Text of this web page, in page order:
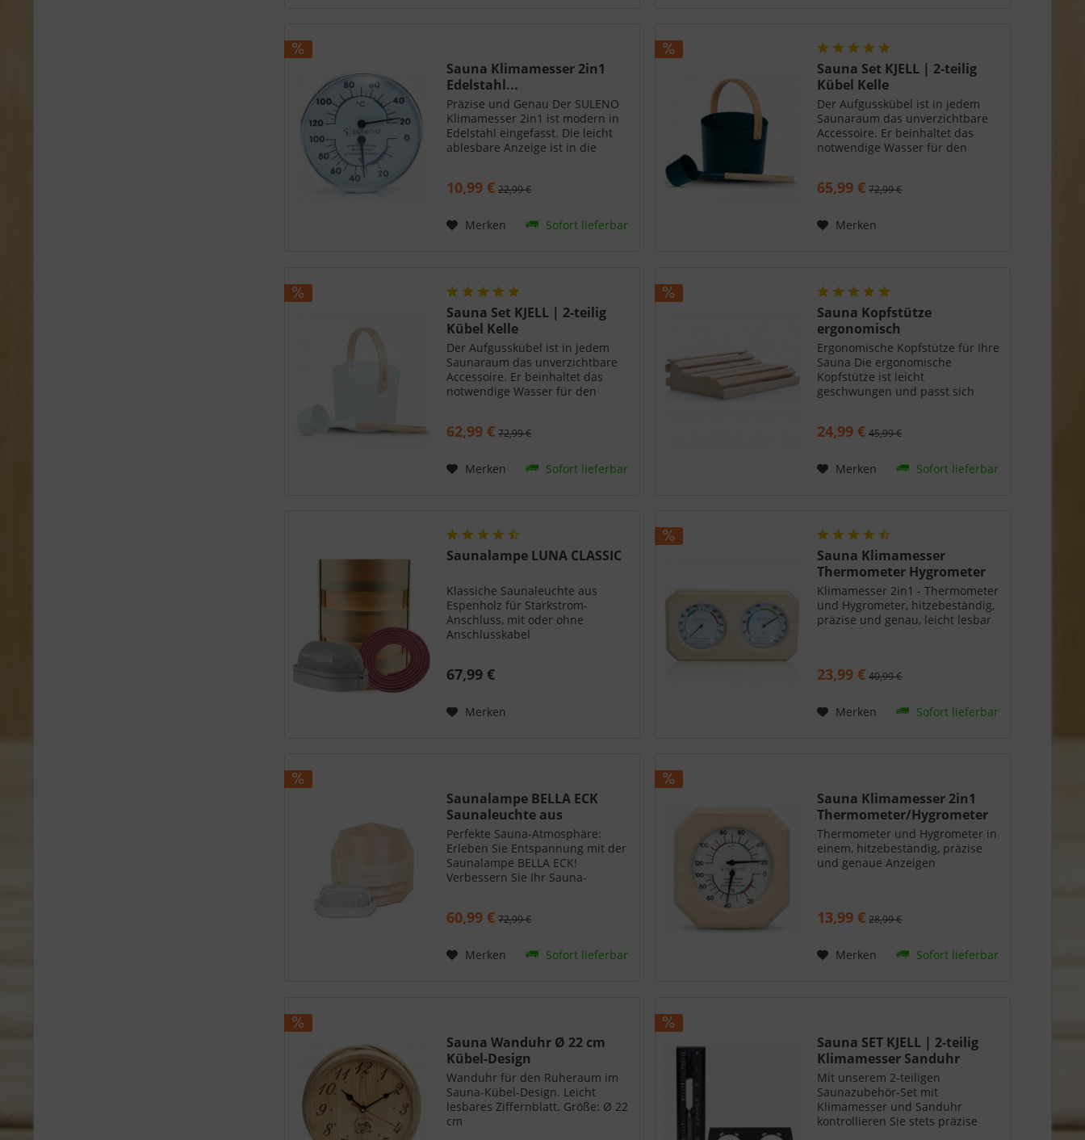
Sauna Klimamesser 2in1
Edelstahl...
Präzise und Genau Der SULENO
Klimamesser 2in1 ist modern in
Edelstahl eingefasst. Die leicht
ablesbare Anzeige ist in die
ein Warmluftbad, eine Bio-Sauna
10,99 € 22,99 €
Merken Sofort lieferbar
Sauna Set KJELL | 2-teilig
Kübel Kelle
Der Aufgusskübel ist in jedem
Saunaraum das unverzichtbare
Accessoire. Er beinhaltet das
notwendige Wasser für den
gefertigt und wurde im Anschluss
aus Bambus am Kübel lässt sich
sehr gut greifen und liegt
Aufgüsse ohne nachzufüllen. Die
Aufgusskelle mit einem
Bambusgriff ist im Lieferumfang
enthalten.
65,99 € 72,99 €
Merken
Sauna Set KJELL | 2-teilig
Kübel Kelle
Der Aufgusskübel ist in jedem
Saunaraum das unverzichtbare
Accessoire. Er beinhaltet das
notwendige Wasser für den
gefertigt und wurde im Anschluss
aus Bambus am Kübel lässt sich
sehr gut greifen und liegt
Aufgüsse ohne nachzufüllen. Die
Aufgusskelle mit einem
Bambusgriff ist im Lieferumfang
62,99 € 72,99 €
Merken Sofort lieferbar
Sauna Kopfstütze
ergonomisch
Ergonomische Kopfstütze für Ihre
Sauna Die ergonomische
Kopfstütze ist leicht
geschwungen und passt sich
gefertigt und sehr robust. Details
ergonomisch:...
24,99 € 45,99 €
Merken Sofort lieferbar
Saunalampe LUNA CLASSIC
Klassiche Saunaleuchte aus
Espenholz für Starkstrom-
Anschluss, mit oder ohne
Anschlusskabel
67,99 €
Merken
Sauna Klimamesser
Thermometer Hygrometer
ANNA...
Klimamesser 2in1 - Thermometer
und Hygrometer, hitzebeständig,
präzise und genau, leicht lesbar
23,99 € 40,99 €
Merken Sofort lieferbar
Saunalampe BELLA ECK
Saunaleuchte aus
Birkenholz
Perfekte Sauna-Atmosphäre:
Erleben Sie Entspannung mit der
Saunalampe BELLA ECK!
Verbessern Sie Ihr Sauna-
hitzebeständige Lampe aus
einen...
60,99 € 72,99 €
Merken Sofort lieferbar
Sauna Klimamesser 2in1
Thermometer/Hygrometer
Thermometer und Hygrometer in
einem, hitzebeständig, präzise
und genaue Anzeigen
13,99 € 28,99 €
Merken Sofort lieferbar
Sauna Wanduhr Ø 22 cm
Kübel-Design
Wanduhr für den Ruheraum im
Sauna-Kübel-Design. Leicht
lesbares Ziffernblatt. Größe: Ø 22
cm
Sauna SET KJELL | 2-teilig
Klimamesser Sanduhr
Mit unserem 2-teiligen
Saunazubehör-Set mit
Klimamesser und Sanduhr
kontrollieren Sie stets präzise